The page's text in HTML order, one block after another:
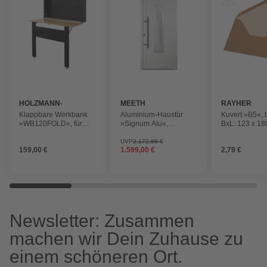
HOLZMANN-
MASCHINEN
Klappbare Werkbank
»WB120FOLD«, für
159,00 €
MEETH
Aluminium-Haustür
»Signum Alu«,
nach Innen öffnend,
ohne Türgriff
UVP2.172,88 €
1.599,00 €
RAYHER
Kuvert »B5«,
BxL: 123 x
2,79 €
Newsletter: Zusammen
machen wir Dein Zuhause zu
einem schöneren Ort.